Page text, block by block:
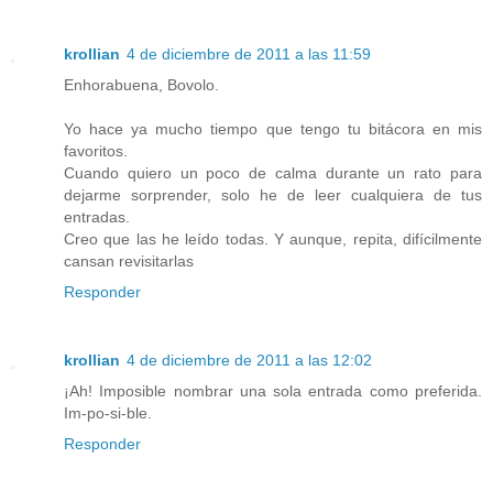
krollian 4 de diciembre de 2011 a las 11:59
Enhorabuena, Bovolo.
Yo hace ya mucho tiempo que tengo tu bitácora en mis
favoritos.
Cuando quiero un poco de calma durante un rato para
dejarme sorprender, solo he de leer cualquiera de tus
entradas.
Creo que las he leído todas. Y aunque, repita, difícilmente
cansan revisitarlas
Responder
krollian 4 de diciembre de 2011 a las 12:02
¡Ah! Imposible nombrar una sola entrada como preferida.
Im-po-si-ble.
Responder